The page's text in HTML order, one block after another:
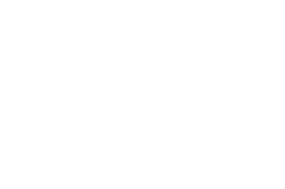
食品饮料厂、石油化工厂、造
物工程、新能源锂电厂、混凝
、工地码头、城市环卫等98%
洗需求。
近服务